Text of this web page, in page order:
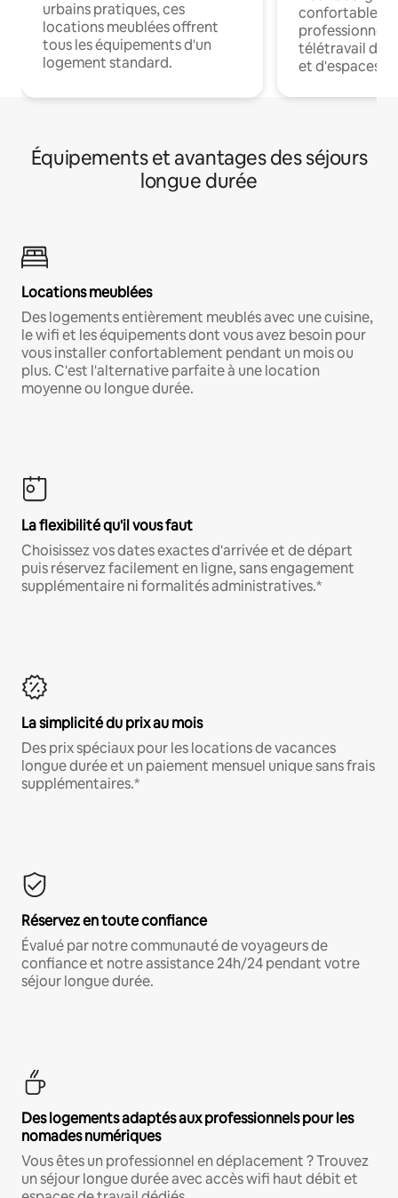
urbains pratiques, ces
locations meublées offrent
tous les équipements d'un
logement standard.
confortables
professionnels
télétravail
et d'espaces
Équipements et avantages des séjours
longue durée
Locations meublées
Des logements entièrement meublés avec une cuisine,
le wifi et les équipements dont vous avez besoin pour
vous installer confortablement pendant un mois ou
plus. C'est l'alternative parfaite à une location
moyenne ou longue durée.
La flexibilité qu'il vous faut
Choisissez vos dates exactes d'arrivée et de départ
puis réservez facilement en ligne, sans engagement
supplémentaire ni formalités administratives.*
La simplicité du prix au mois
Des prix spéciaux pour les locations de vacances
longue durée et un paiement mensuel unique sans frais
supplémentaires.*
Réservez en toute confiance
Évalué par notre communauté de voyageurs de
confiance et notre assistance 24h/24 pendant votre
séjour longue durée.
Des logements adaptés aux professionnels pour les
nomades numériques
Vous êtes un professionnel en déplacement ? Trouvez
un séjour longue durée avec accès wifi haut débit et